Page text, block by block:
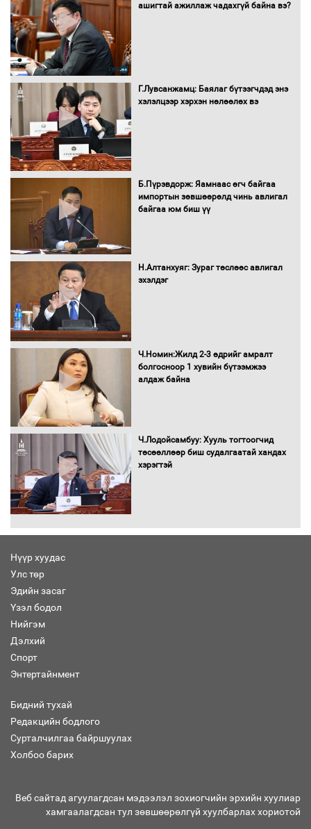
Нөөцийн махны худалдаа,
Монгол Улс “COP17”-д “Тал хээрийн
төлөвлөгөө”-гөө танилцуулна
худалдан авах журмыг баталлаа
шилжиж, найр наадам, зөвлөгөөн,
гадаад томилолтыг хориглолоо
ашигтай ажиллаж чадахгүй байна вэ?
Г.Лувсанжамц: Баялаг бүтээгчдэд энэ
хэлэлцээр хэрхэн нөлөөлөх вэ
Б.Пүрэвдорж: Яамнаас өгч байгаа
импортын зөвшөөрөлд чинь авлигал
байгаа юм биш үү
Н.Алтанхуяг: Зураг төслөөс авлигал
эхэлдэг
Ч.Номин:Жилд 2-3 өдрийг амралт
болгосноор 1 хувийн бүтээмжээ
алдаж байна
Ч.Лодойсамбуу: Хууль тогтоогчид
төсөөллөөр биш судалгаатай хандах
хэрэгтэй
Нүүр хуудас
Улс төр
Эдийн засаг
Үзэл бодол
Нийгэм
Дэлхий
Спорт
Энтертайнмент
Бидний тухай
Редакцийн бодлого
Сурталчилгаа байршуулах
Холбоо барих
Веб сайтад агуулагдсан мэдээлэл зохиогчийн эрхийн хуулиар
хамгаалагдсан тул зөвшөөрөлгүй хуулбарлах хориотой